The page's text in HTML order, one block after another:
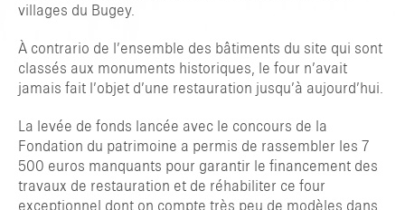
TAPER ENTRER POUR RECHERCHER OU ESC POUR FERMER
villages du Bugey.
À contrario de l’ensemble des bâtiments du site qui sont
classés aux monuments historiques, le four n’avait
jamais fait l’objet d’une restauration jusqu’à aujourd’hui.
La levée de fonds lancée avec le concours de la
Fondation du patrimoine a permis de rassembler les 7
500 euros manquants pour garantir le financement des
travaux de restauration et de réhabiliter ce four
exceptionnel dont on compte très peu de modèles dans